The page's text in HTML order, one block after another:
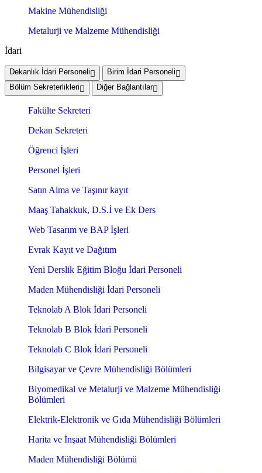
Makine Mühendisliği
Metalurji ve Malzeme Mühendisliği
İdari
Dekanlık İdari Personeli
Birim İdari Personeli
Bölüm Sekreterlikleri
Diğer Bağlantılar
Fakülte Sekreteri
Dekan Sekreteri
Öğrenci İşleri
Personel İşleri
Satın Alma ve Taşınır kayıt
Maaş Tahakkuk, D.S.İ ve Ek Ders
Web Tasarım ve BAP İşleri
Evrak Kayıt ve Dağıtım
Yeni Derslik Eğitim Bloğu İdari Personeli
Maden Mühendisliği İdari Personeli
Teknolab A Blok İdari Personeli
Teknolab B Blok İdari Personeli
Teknolab C Blok İdari Personeli
Bilgisayar ve Çevre Mühendisliği Bölümleri
Biyomedikal ve Metalurji ve Malzeme Mühendisliği
Bölümleri
Elektrik-Elektronik ve Gıda Mühendisliği Bölümleri
Harita ve İnşaat Mühendisliği Bölümleri
Maden Mühendisliği Bölümü